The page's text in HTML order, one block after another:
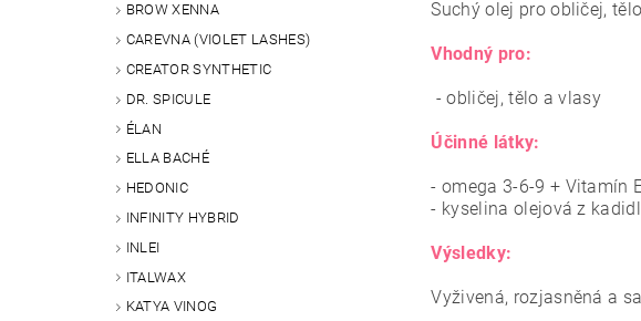
BROW XENNA
CAREVNA (VIOLET LASHES)
CREATOR SYNTHETIC
DR. SPICULE
ÉLAN
ELLA BACHÉ
HEDONIC
INFINITY HYBRID
INLEI
ITALWAX
KATYA VINOG
Suchý olej pro obličej,
Vhodný pro:
- obličej, tělo a vlasy
Účinné látky:
- omega 3-6-9 + Vitamín
- kyselina olejová z
Výsledky:
Vyživená, rozjasněná a